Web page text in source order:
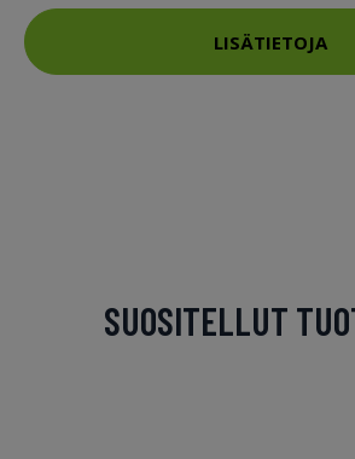
LISÄTIETOJA
SUOSITELLUT